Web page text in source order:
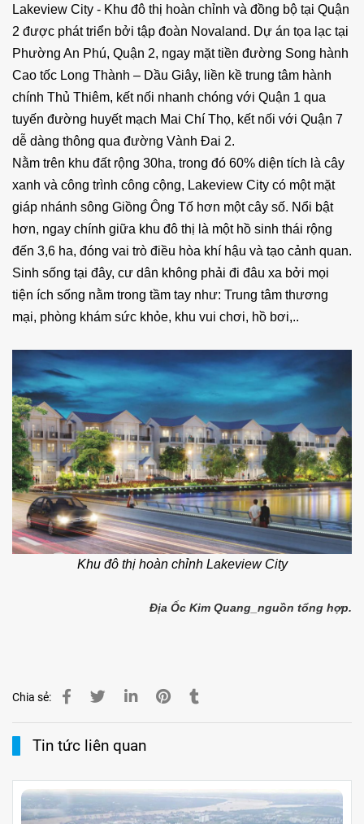
Lakeview City - Khu đô thị hoàn chỉnh và đồng bộ tại Quận
2 được phát triển bởi tập đoàn Novaland. Dự án tọa lạc tại
Phường An Phú, Quận 2, ngay mặt tiền đường Song hành
Cao tốc Long Thành – Dầu Giây, liền kề trung tâm hành
chính Thủ Thiêm, kết nối nhanh chóng với Quận 1 qua
tuyến đường huyết mạch Mai Chí Thọ, kết nối với Quận 7
dễ dàng thông qua đường Vành Đai 2.
Nằm trên khu đất rộng 30ha, trong đó 60% diện tích là cây
xanh và công trình công cộng, Lakeview City có một mặt
giáp nhánh sông Giồng Ông Tố hơn một cây số. Nổi bật
hơn, ngay chính giữa khu đô thị là một hồ sinh thái rộng
đến 3,6 ha, đóng vai trò điều hòa khí hậu và tạo cảnh quan.
Sinh sống tại đây, cư dân không phải đi đâu xa bởi mọi
tiện ích sống nằm trong tầm tay như: Trung tâm thương
mại, phòng khám sức khỏe, khu vui chơi, hồ bơi,..
Khu đô thị hoàn chỉnh Lakeview City
Địa Ốc Kim Quang_nguồn tổng hợp.
Chia sẻ:
Tin tức liên quan